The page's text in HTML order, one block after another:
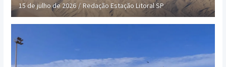
15 de julho de 2026 Redação Estação Litoral SP